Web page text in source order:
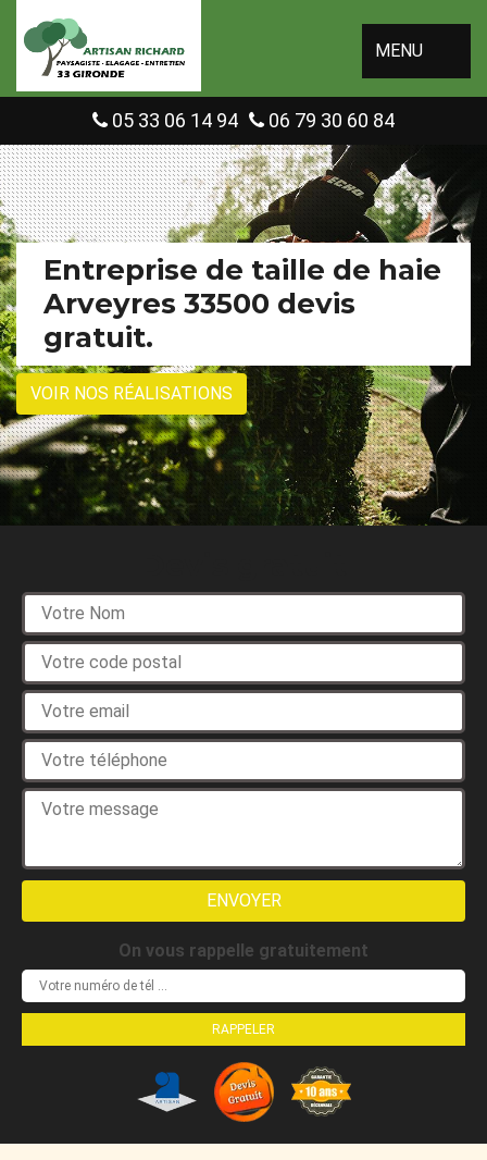
MENU
05 33 06 14 94 06 79 30 60 84
Entreprise de taille de haie
Arveyres 33500 devis
gratuit.
VOIR NOS RÉALISATIONS
On vous rappelle gratuitement